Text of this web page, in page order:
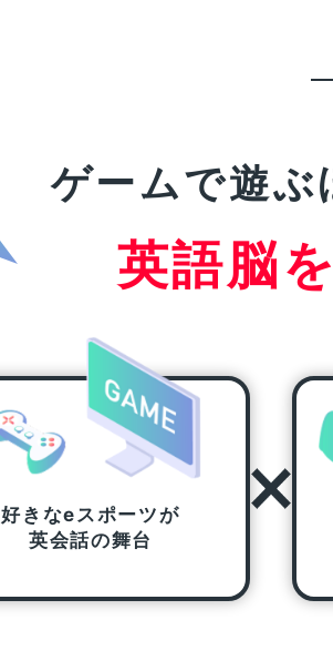
ゲームで遊ぶ
英語脳
好きなeスポーツが
英会話の舞台